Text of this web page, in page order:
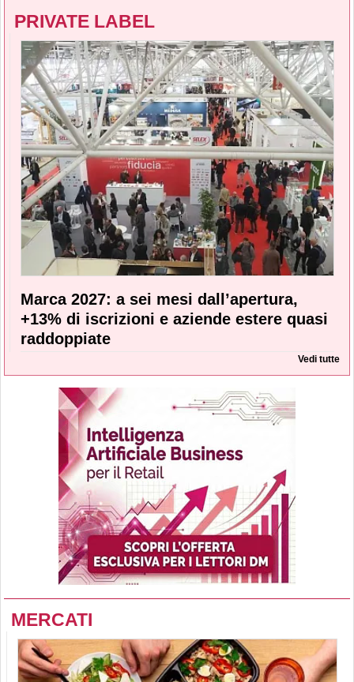
PRIVATE LABEL
Marca 2027: a sei mesi dall’apertura,
+13% di iscrizioni e aziende estere quasi
raddoppiate
Vedi tutte
MERCATI